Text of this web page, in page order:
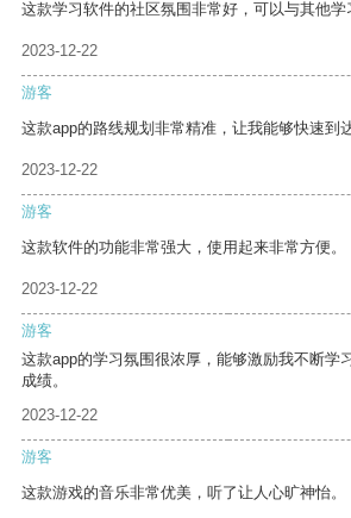
这款学习软件的社区氛围非常好，可以与其他学
2023-12-22
游客
这款app的路线规划非常精准，让我能够快速到
2023-12-22
游客
这款软件的功能非常强大，使用起来非常方便。
2023-12-22
游客
这款app的学习氛围很浓厚，能够激励我不断学
成绩。
2023-12-22
游客
这款游戏的音乐非常优美，听了让人心旷神怡。